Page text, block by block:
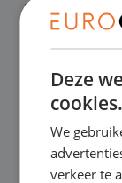
✔
Gratis
Deze
cookies.
We
verkeer te